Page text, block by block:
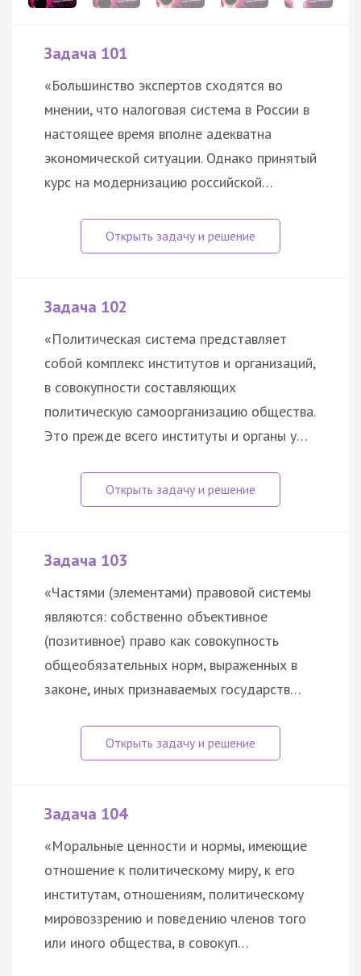
Задача 101
«Большинство экспертов сходятся во
мнении, что налоговая система в России в
настоящее время вполне адекватна
экономической ситуации. Однако принятый
курс на модернизацию российской…
Задача 102
«Политическая система представляет
собой комплекс институтов и организаций,
в совокупности составляющих
политическую самоорганизацию общества.
Это прежде всего институты и органы у…
Задача 103
«Частями (элементами) правовой системы
являются: собственно объективное
(позитивное) право как совокупность
общеобязательных норм, выраженных в
законе, иных признаваемых государств…
Задача 104
«Моральные ценности и нормы, имеющие
отношение к политическому миру, к его
институтам, отношениям, политическому
мировоззрению и поведению членов того
или иного общества, в совокуп…